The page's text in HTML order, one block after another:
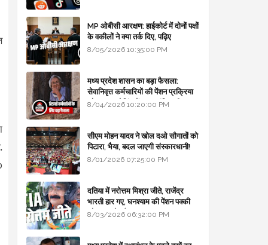
MP ओबीसी आरक्षण: हाईकोर्ट में दोनों पक्षों
के वकीलों ने क्या तर्क दिए, पढ़िए
8/05/2026 10:35:00 PM
मध्य प्रदेश शासन का बड़ा फैसला:
सेवानिवृत्त कर्मचारियों की पेंशन प्रक्रिया
और बजट कोडिंग में हुए क्रांतिकारी
8/04/2026 10:20:00 PM
सीएम मोहन यादव ने खोल दओ सौगातों को
पिटारा, भैया, बदल जाएगी संस्कारधानी!
8/01/2026 07:25:00 PM
दतिया में नरोत्तम मिश्रा जीते, राजेंद्र
भारती हार गए, घनश्याम की पेंशन पक्की
और आशुतोष बैक टू...
8/03/2026 06:32:00 PM